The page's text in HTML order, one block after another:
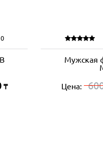
₸
Мужская
Цена: